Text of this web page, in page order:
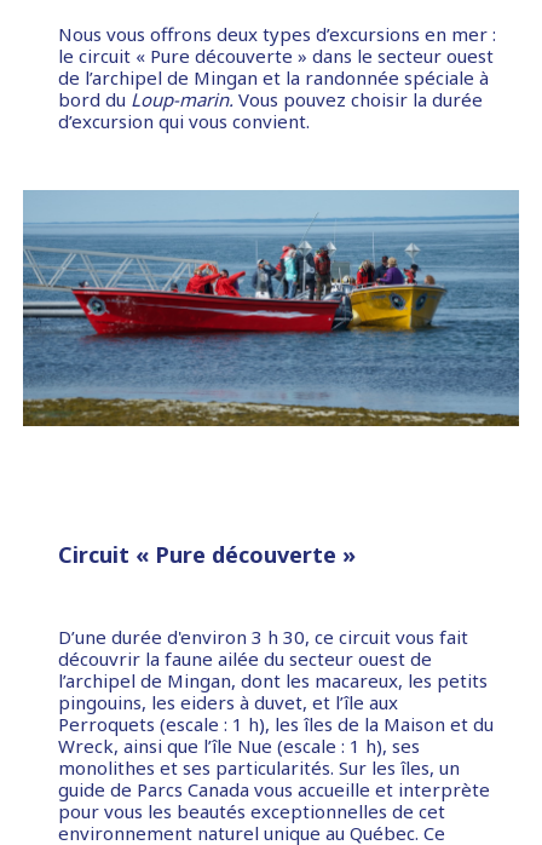
Nous vous offrons deux types d’excursions en mer :
le circuit « Pure découverte » dans le secteur ouest
de l’archipel de Mingan et la randonnée spéciale à
bord du Loup-marin. Vous pouvez choisir la durée
d’excursion qui vous convient.
Circuit « Pure découverte »
D’une durée d'environ 3 h 30, ce circuit vous fait
découvrir la faune ailée du secteur ouest de
l’archipel de Mingan, dont les macareux, les petits
pingouins, les eiders à duvet, et l’île aux
Perroquets (escale : 1 h), les îles de la Maison et du
Wreck, ainsi que l’île Nue (escale : 1 h), ses
monolithes et ses particularités. Sur les îles, un
guide de Parcs Canada vous accueille et interprète
pour vous les beautés exceptionnelles de cet
environnement naturel unique au Québec. Ce